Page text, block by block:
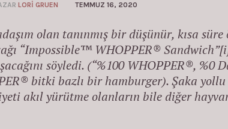
LORI GRUEN TEMMUZ 16, 2020
olan tanınmış bir düşünür, kısa
“Impossible™ WHOPPER®
söyledi. (“%100 WHOPPER®, %0
bitki bazlı bir hamburger). Şaka
akıl yürütme olanların bile diğer